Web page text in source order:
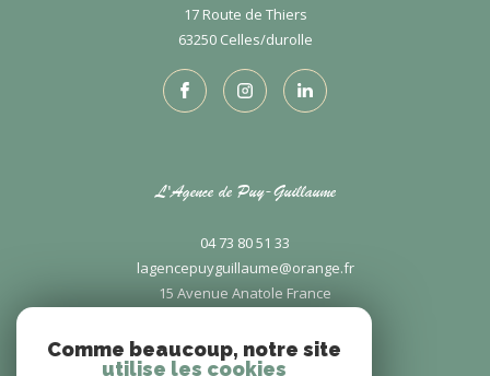
17 Route de Thiers
63250 celles/durolle
L'Agence de Puy-Guillaume
04 73 80 51 33
lagencepuyguillaume@orange.fr
15 Avenue Anatole France
Comme beaucoup, notre site
utilise les cookies